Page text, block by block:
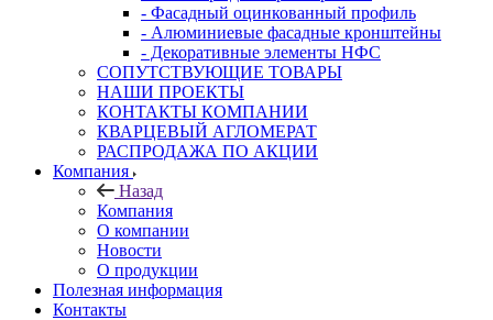
- Фасадный оцинкованный профиль
- Алюминиевые фасадные кронштейны
- Декоративные элементы НФС
СОПУТСТВУЮЩИЕ ТОВАРЫ
НАШИ ПРОЕКТЫ
КОНТАКТЫ КОМПАНИИ
КВАРЦЕВЫЙ АГЛОМЕРАТ
РАСПРОДАЖА ПО АКЦИИ
Компания
Назад
Компания
О компании
Новости
О продукции
Полезная информация
Контакты